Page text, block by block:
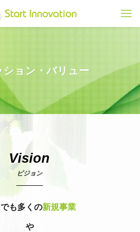
ション・バリュー
Vision
ビジョン
でも多くの新規事業
や